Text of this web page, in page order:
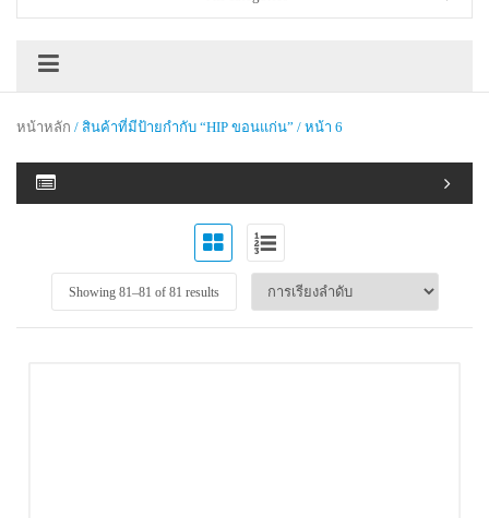
หน้าหลัก / สินค้าที่มีป้ายกำกับ “HIP ขอนแก่น” / หน้า 6
Showing 81–81 of 81 results